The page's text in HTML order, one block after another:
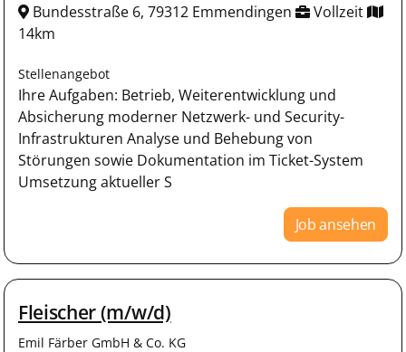
Bundesstraße 6, 79312 Emmendingen
Vollzeit
14km
Stellenangebot
Ihre Aufgaben: Betrieb, Weiterentwicklung und
Absicherung moderner Netzwerk- und Security-
Infrastrukturen Analyse und Behebung von
Störungen sowie Dokumentation im Ticket-System
Umsetzung aktueller S
Job ansehen
Fleischer (m/w/d)
Emil Färber GmbH & Co. KG